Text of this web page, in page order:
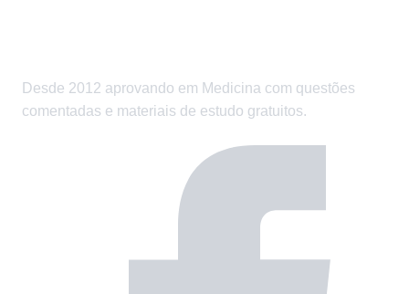
Desde 2012 aprovando em Medicina com questões
comentadas e materiais de estudo gratuitos.